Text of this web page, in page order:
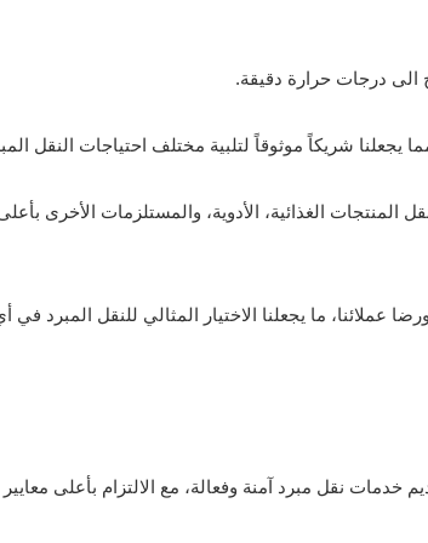
الى درجات حرارة دقيقة.
شريكاً موثوقاً لتلبية مختلف احتياجات النقل
الغذائية، الأدوية، والمستلزمات الأخرى
عملائنا، ما يجعلنا الاختيار المثالي للنقل المبرد في
نقل مبرد آمنة وفعالة، مع الالتزام بأعلى معايير